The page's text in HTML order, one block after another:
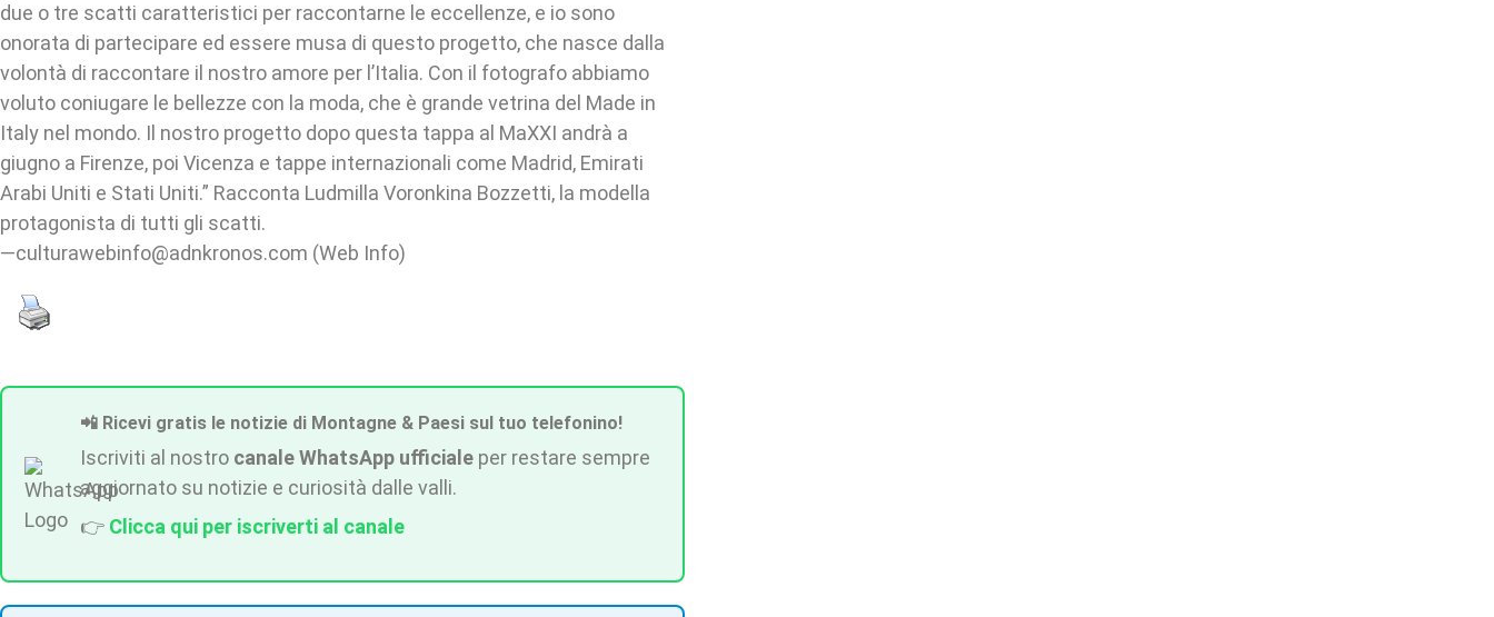
due o tre scatti caratteristici per raccontarne le eccellenze, e io sono
onorata di partecipare ed essere musa di questo progetto, che nasce dalla
volontà di raccontare il nostro amore per l’Italia. Con il fotografo abbiamo
voluto coniugare le bellezze con la moda, che è grande vetrina del Made in
Italy nel mondo. Il nostro progetto dopo questa tappa al MaXXI andrà a
giugno a Firenze, poi Vicenza e tappe internazionali come Madrid, Emirati
Arabi Uniti e Stati Uniti.” Racconta Ludmilla Voronkina Bozzetti, la modella
protagonista di tutti gli scatti.
—culturawebinfo@adnkronos.com (Web Info)
📲 Ricevi gratis le notizie di Montagne & Paesi sul tuo telefonino!
Iscriviti al nostro canale WhatsApp ufficiale per restare sempre
aggiornato su notizie e curiosità dalle valli.
👉 Clicca qui per iscriverti al canale